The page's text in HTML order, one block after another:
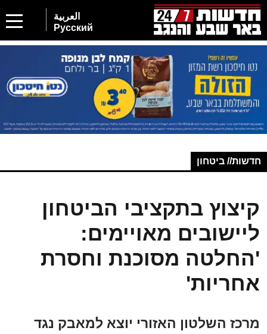
العربية
Русский
חדשות// ביטחון
קיצוץ בתקציבי הביטחון
ליישובים מאויימים:
'החלטה מסוכנת וחסרת
אחריות'
מרכז השלטון האזורי יוצא למאבק נגד